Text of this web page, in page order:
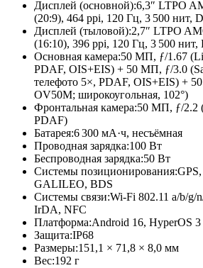
Дисплей (основной):6,3″ LTPO
(20:9), 464 ppi, 120 Гц, 3 500 нит,
Дисплей (тыловой):2,7″ LTPO
(16:10), 396 ppi, 120 Гц, 3 500
Основная камера:50 МП, ƒ/1.67
PDAF, OIS+EIS) + 50 МП, ƒ/3.0
телефото 5×, PDAF, OIS+EIS) +
OV50M; широкоугольная, 102°)
Фронтальная камера:50 МП, ƒ/2.2
PDAF)
Батарея:6 300 мА·ч, несъёмная
Проводная зарядка:100 Вт
Беспроводная зарядка:50 Вт
Системы позиционирования:
GALILEO, BDS
Системы связи:Wi-Fi 802.11 a/b/g/
IrDA, NFC
Платформа:Android 16, HyperOS 3
Защита:IP68
Размеры:151,1 × 71,8 × 8,0 мм
Вес:192 г